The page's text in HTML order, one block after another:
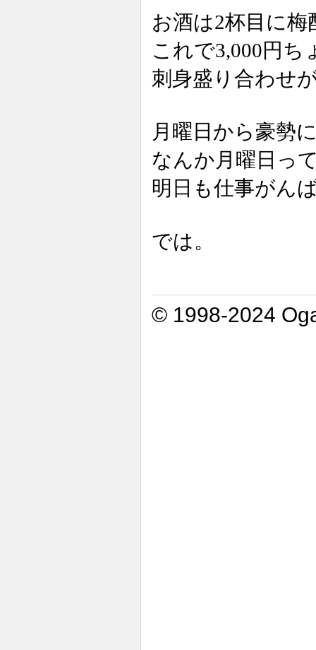
お酒は2杯目に梅
これで3,000円ち
刺身盛り合わせ
月曜日から豪勢
なんか月曜日っ
明日も仕事がん
では。
© 1998-2024